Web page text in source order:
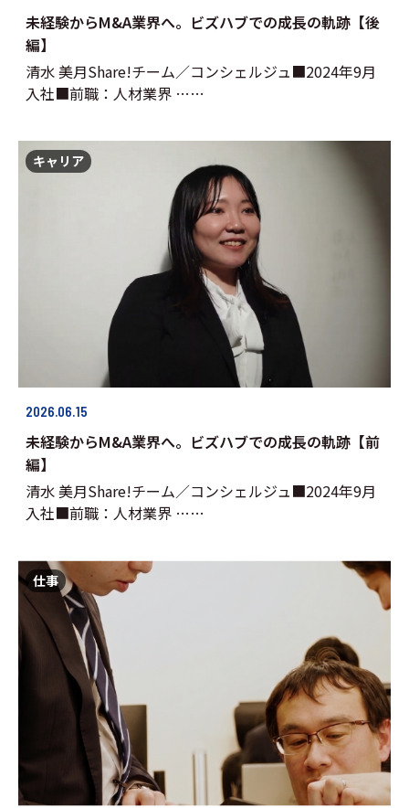
未経験からM&A業界へ。ビズハブでの成長の軌跡【後
編】
清水 美月Share!チーム／コンシェルジュ■2024年9月
入社■前職：人材業界 ……
2026.06.15
未経験からM&A業界へ。ビズハブでの成長の軌跡【前
編】
清水 美月Share!チーム／コンシェルジュ■2024年9月
入社■前職：人材業界 ……
キャリア
仕事